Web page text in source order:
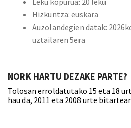
Hizkuntza: euskara
Auzolandegien datak:
uztailaren 5era
NORK HARTU DEZAKE PARTE?
Tolosan erroldatutako 15 eta 18
hau da, 2011 eta 2008 urte